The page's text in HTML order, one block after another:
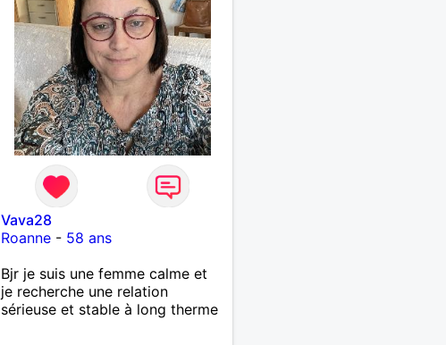
Vava28
Roanne - 58 ans
Bjr je suis une femme calme et
je recherche une relation
sérieuse et stable à long therme